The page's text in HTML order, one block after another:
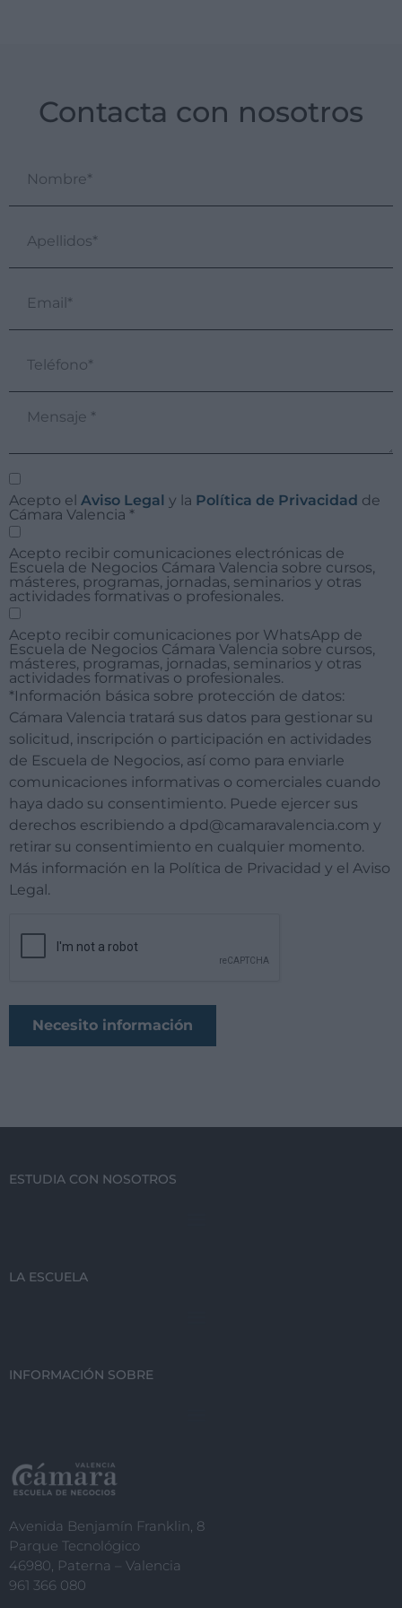
Contacta con nosotros
Acepto el Aviso Legal y la Política de Privacidad de
Cámara Valencia *
Acepto recibir comunicaciones electrónicas de
Escuela de Negocios Cámara Valencia sobre cursos,
másteres, programas, jornadas, seminarios y otras
actividades formativas o profesionales.
Acepto recibir comunicaciones por WhatsApp de
Escuela de Negocios Cámara Valencia sobre cursos,
másteres, programas, jornadas, seminarios y otras
actividades formativas o profesionales.
*Información básica sobre protección de datos:
Cámara Valencia tratará sus datos para gestionar su
solicitud, inscripción o participación en actividades
de Escuela de Negocios, así como para enviarle
comunicaciones informativas o comerciales cuando
haya dado su consentimiento. Puede ejercer sus
derechos escribiendo a dpd@camaravalencia.com y
retirar su consentimiento en cualquier momento.
Más información en la Política de Privacidad y el Aviso
Legal.
ESTUDIA CON NOSOTROS
LA ESCUELA
INFORMACIÓN SOBRE
Avenida Benjamín Franklin, 8
Parque Tecnológico
46980, Paterna – Valencia
961 366 080